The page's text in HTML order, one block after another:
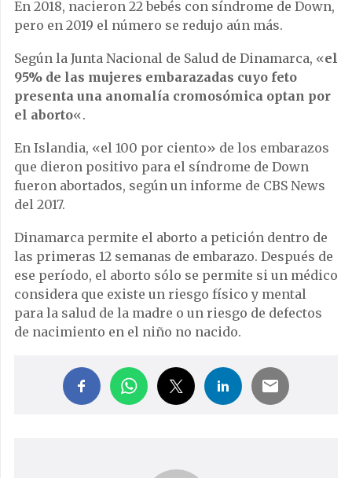
En 2018, nacieron 22 bebés con síndrome de Down,
pero en 2019 el número se redujo aún más.
Según la Junta Nacional de Salud de Dinamarca, «el
95% de las mujeres embarazadas cuyo feto
presenta una anomalía cromosómica optan por
el aborto«.
En Islandia, «el 100 por ciento» de los embarazos
que dieron positivo para el síndrome de Down
fueron abortados, según un informe de CBS News
del 2017.
Dinamarca permite el aborto a petición dentro de
las primeras 12 semanas de embarazo. Después de
ese período, el aborto sólo se permite si un médico
considera que existe un riesgo físico y mental
para la salud de la madre o un riesgo de defectos
de nacimiento en el niño no nacido.